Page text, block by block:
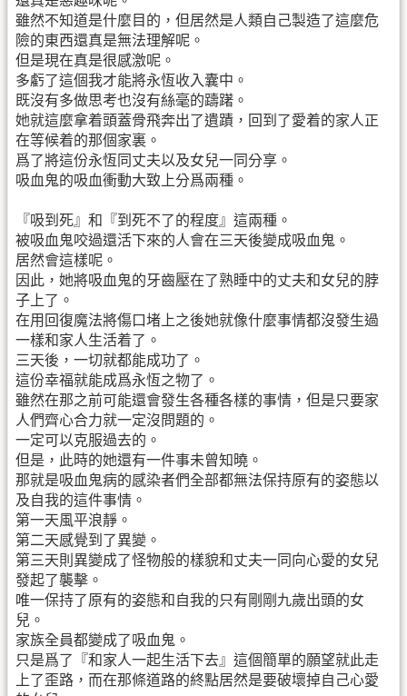
雖然不知道是什麼目的，但居然是人類自己製造了這麼危
險的東西還真是無法理解呢。
但是現在真是很感激呢。
多虧了這個我才能將永恆收入囊中。
既沒有多做思考也沒有絲毫的躊躇。
她就這麼拿着頭蓋骨飛奔出了遺蹟，回到了愛着的家人正
在等候着的那個家裏。
爲了將這份永恆同丈夫以及女兒一同分享。
吸血鬼的吸血衝動大致上分爲兩種。
『吸到死』和『到死不了的程度』這兩種。
被吸血鬼咬過還活下來的人會在三天後變成吸血鬼。
居然會這樣呢。
因此，她將吸血鬼的牙齒壓在了熟睡中的丈夫和女兒的脖
子上了。
在用回復魔法將傷口堵上之後她就像什麼事情都沒發生過
一樣和家人生活着了。
三天後，一切就都能成功了。
這份幸福就能成爲永恆之物了。
雖然在那之前可能還會發生各種各樣的事情，但是只要家
人們齊心合力就一定沒問題的。
一定可以克服過去的。
但是，此時的她還有一件事未曾知曉。
那就是吸血鬼病的感染者們全部都無法保持原有的姿態以
及自我的這件事情。
第一天風平浪靜。
第二天感覺到了異變。
第三天則異變成了怪物般的樣貌和丈夫一同向心愛的女兒
發起了襲擊。
唯一保持了原有的姿態和自我的只有剛剛九歲出頭的女
兒。
家族全員都變成了吸血鬼。
只是爲了『和家人一起生活下去』這個簡單的願望就此走
上了歪路，而在那條道路的終點居然是要破壞掉自己心愛